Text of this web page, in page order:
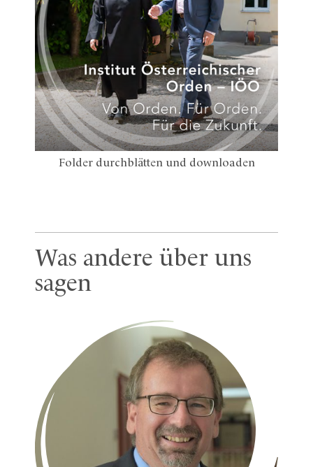
Folder durchblätten und downloaden
Was andere über uns
sagen